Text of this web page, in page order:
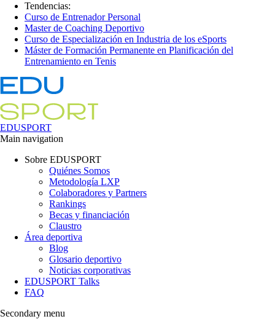
Tendencias:
Curso de Entrenador Personal
Master de Coaching Deportivo
Curso de Especialización en Industria de los eSports
Máster de Formación Permanente en Planificación del
Entrenamiento en Tenis
EDUSPORT
Main navigation
Sobre EDUSPORT
Quiénes Somos
Metodología LXP
Colaboradores y Partners
Rankings
Becas y financiación
Claustro
Área deportiva
Blog
Glosario deportivo
Noticias corporativas
EDUSPORT Talks
FAQ
Secondary menu